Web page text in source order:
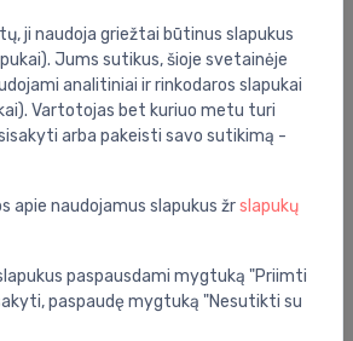
vonios kambarys
H8913620000001
Jika
ji naudoja griežtai būtinus slapukus
Jums sutikus, šioje svetainėje
analitiniai ir rinkodaros slapukai
Vartotojas bet kuriuo metu turi
arba pakeisti savo sutikimą -
apie naudojamus slapukus žrslapukų
paspausdami mygtuką "Priimti
paspaudę mygtuką "Nesutikti su